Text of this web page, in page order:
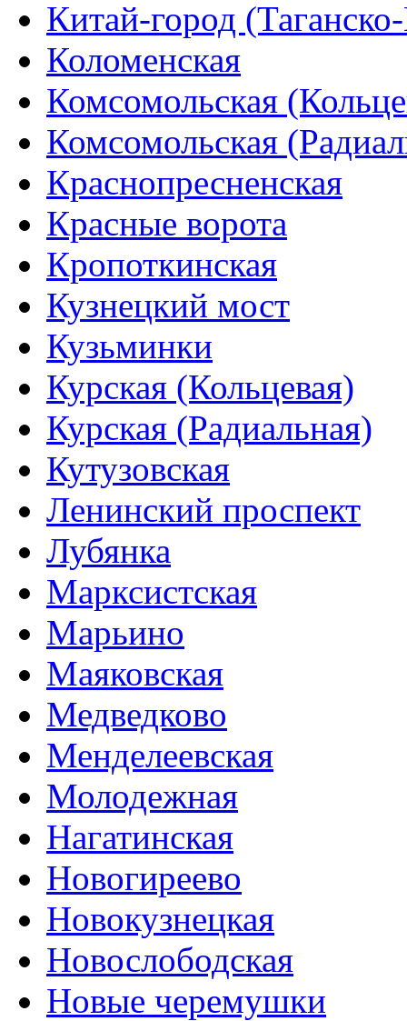
Китай-город
Коломенская
Комсомольская
Комсомольская
Краснопресненская
Красные ворота
Кропоткинская
Кузнецкий мост
Кузьминки
Курская (Кольцевая)
Курская (Радиальная)
Кутузовская
Ленинский проспект
Лубянка
Марксистская
Марьино
Маяковская
Медведково
Менделеевская
Молодежная
Нагатинская
Новогиреево
Новокузнецкая
Новослободская
Новые черемушки